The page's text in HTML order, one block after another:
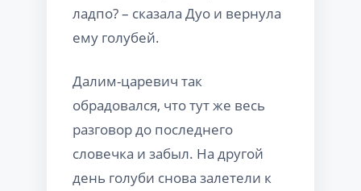
ладпо? – сказала Дуо и вернула
ему голубей.
Далим-царевич так
обрадовался, что тут же весь
разговор до последнего
словечка и забыл. На другой
день голуби снова залетели к